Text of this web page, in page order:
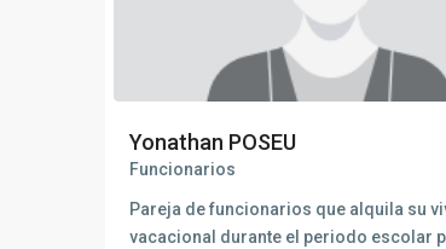
Yonathan POSEU
Funcionarios
Pareja de funcionarios que alquila su
vacacional durante el periodo escolar